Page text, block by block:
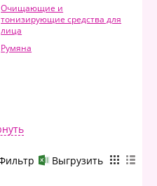
Очищающие и
тонизирующие средства для
лица
Румяна
Выгрузить